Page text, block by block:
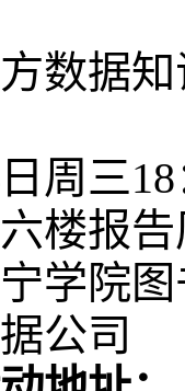
数据
日 周三18
楼报
学院
公司